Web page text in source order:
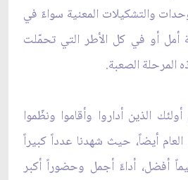
والتشكيلات المعنية سواءً في
أو في كل الأطر التي تحمّلت
الصعبة.
الذين أداروا وأقاموا ونظّموا
أيضاً، حيث شهدنا عدداً كبيراً
أفضل، أداءً أجمل وحضوراً أكبر